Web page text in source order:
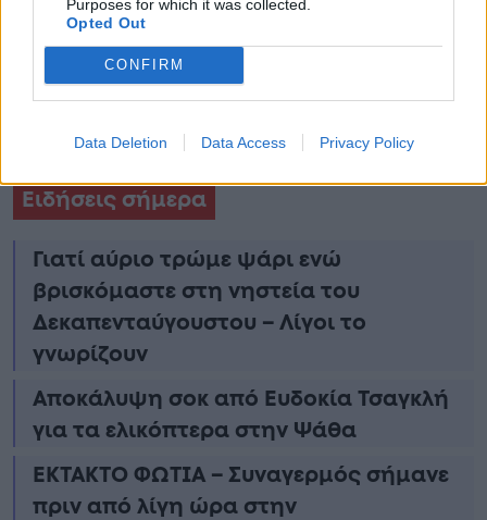
Purposes for which it was collected.
Opted Out
CONFIRM
Data Deletion Data Access Privacy Policy
Ειδήσεις σήμερα
Γιατί αύριο τρώμε ψάρι ενώ
βρισκόμαστε στη νηστεία του
Δεκαπενταύγουστου – Λίγοι το
γνωρίζουν
Αποκάλυψη σoκ από Ευδοκία Τσαγκλή
για τα ελικόπτερα στην Ψάθα
ΕΚΤΑΚΤΟ ΦΩΤΙΑ – Συναγερμός σήμανε
πριν από λίγη ώρα στην